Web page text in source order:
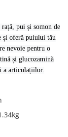
pui și somon de
și oferă puiului tău
nevoie pentru o
și glucozamină
a articulațiilor.